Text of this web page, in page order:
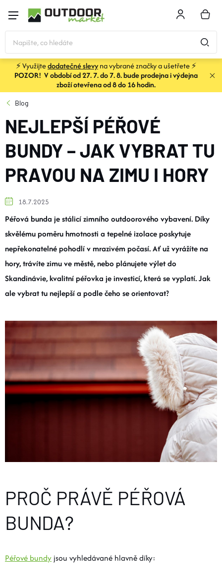
obsah
KOŠÍK
STANY
SPACÁKY
KARIMATKY
OBLEČENÍ
BOTY A PONOŽKY
DOPLŇKY
VYBAVENÍ
CYKLISTIKA
Značky
Velikosti Kontakty Napište nám
Slovník pojmů
Slevové kódy
Blog
Stav objednávky
⚡ Využijtedodatečné slevyna vybrané značky a ušetřete ⚡
POZOR! V období od 27. 7. do 7. 8. bude prodejna i výdejna
zboží otevřena od 8 do 16 hodin.
Blog
NEJLEPŠÍ PÉŘOVÉ
BUNDY – JAK VYBRAT TU
PRAVOU NA ZIMU I HORY
18.7.2025
Péřová bunda je stálicí zimního outdoorového vybavení. Díky
skvělému poměru hmotnosti a tepelné izolace poskytuje
nepřekonatelné pohodlí v mrazivém počasí. Ať už vyrážíte na
hory, trávíte zimu ve městě, nebo plánujete výlet do
Skandinávie, kvalitní péřovka je investicí, která se vyplatí. Jak
ale vybrat tu nejlepší a podle čeho se orientovat?
PROČ PRÁVĚ PÉŘOVÁ
BUNDA?
Péřové bundy jsou vyhledávané hlavně díky: